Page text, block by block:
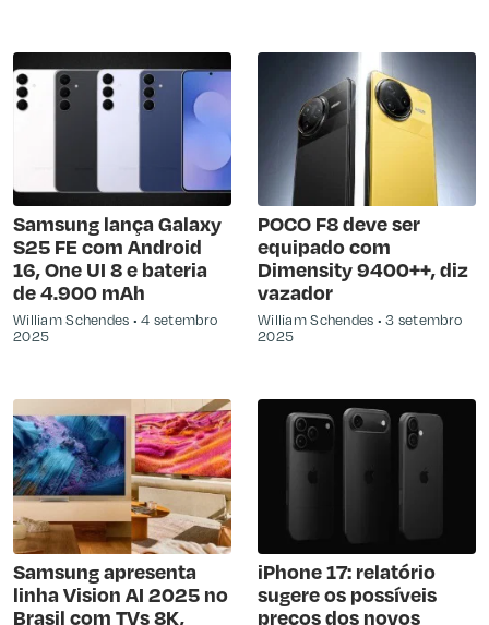
Samsung lança Galaxy
S25 FE com Android
16, One UI 8 e bateria
de 4.900 mAh
William Schendes
4 setembro
2025
POCO F8 deve ser
equipado com
Dimensity 9400++, diz
vazador
William Schendes
3 setembro
2025
Samsung apresenta
linha Vision AI 2025 no
Brasil com TVs 8K,
iPhone 17: relatório
sugere os possíveis
preços dos novos